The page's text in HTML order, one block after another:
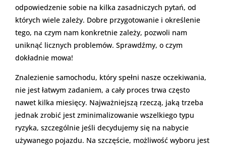
odpowiedzenie sobie na kilka zasadniczych pytań, od
których wiele zależy. Dobre przygotowanie i określenie
tego, na czym nam konkretnie zależy, pozwoli nam
uniknąć licznych problemów. Sprawdźmy, o czym
dokładnie mowa!
Znalezienie samochodu, który spełni nasze oczekiwania,
nie jest łatwym zadaniem, a cały proces trwa często
nawet kilka miesięcy. Najważniejszą rzeczą, jaką trzeba
jednak zrobić jest zminimalizowanie wszelkiego typu
ryzyka, szczególnie jeśli decydujemy się na nabycie
używanego pojazdu. Na szczęście, możliwość wyboru jest